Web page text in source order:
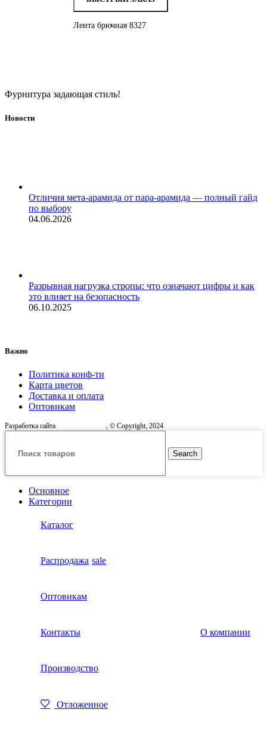
Лента брючная 8327
Фурнитура задающая стиль!
Новости
Отличия мета-арамида от пара-арамида — полный гайд
по выбору
04.06.2026
Разрывная нагрузка стропы: что означают цифры и как
это влияет на безопасность
06.10.2025
Важно
Политика конф-ти
Карта цветов
Доставка и оплата
Оптовикам
Разработка сайта , © Copyright, 2024
Search
Основное
Категории
Каталог
Распродажа sale
Оптовикам
Контакты О компании
Производство
Отложенное